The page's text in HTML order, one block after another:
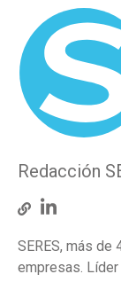
Redacción
SERES, más
empresas.